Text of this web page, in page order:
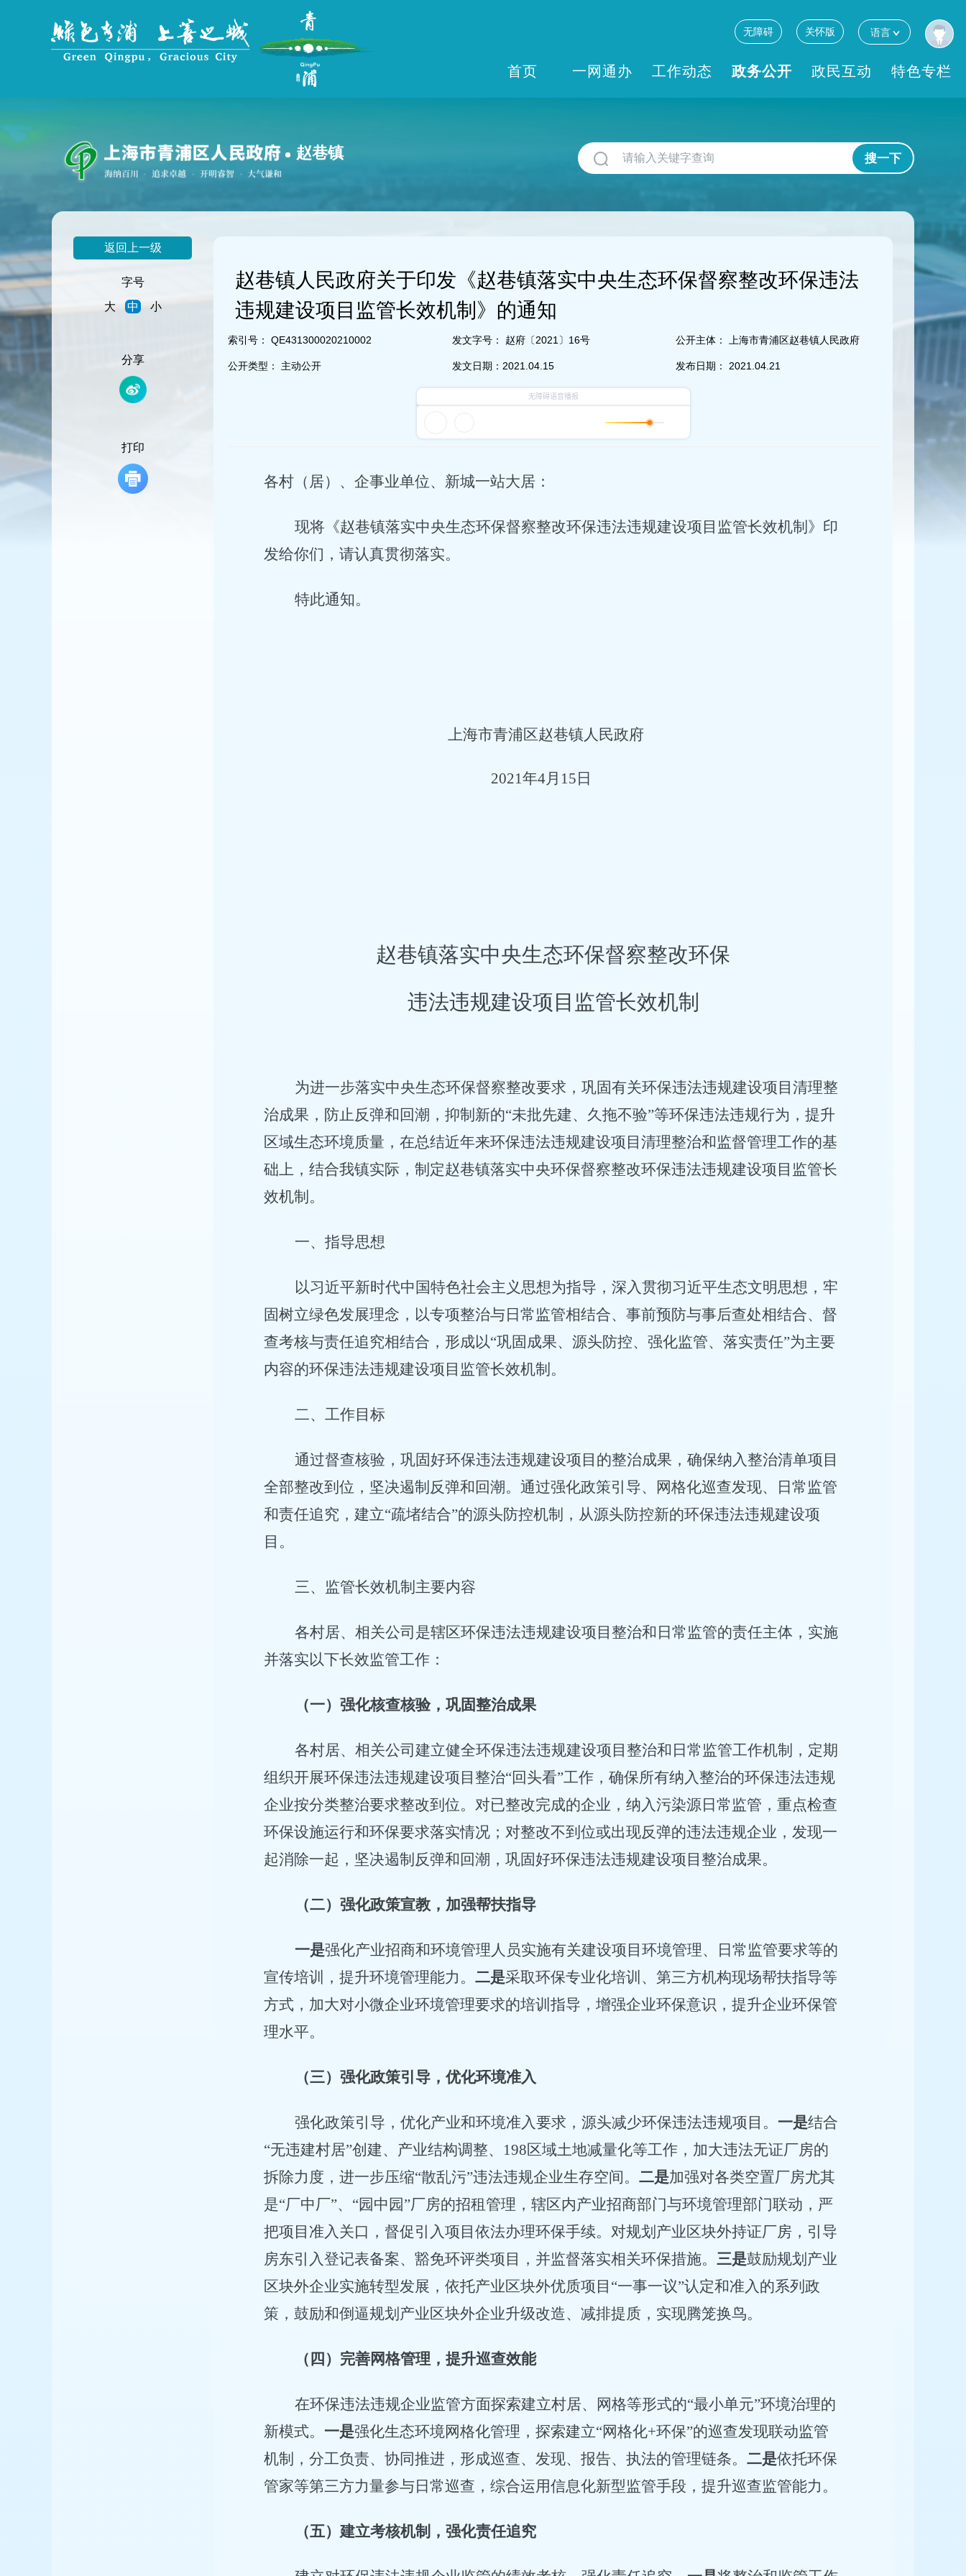
到
主
要
内
无障碍 关怀版 语言
首页 一网通办 工作动态 政务公开 政民互动 特色专栏
赵巷镇 搜一下
返回上一级
字号
大
中 小
分享
打印
赵巷镇人民政府关于印发《赵巷镇落实中央生态环保督察整改环保违法
违规建设项目监管长效机制》的通知
索引号： QE431300020210002
公开类型： 主动公开
发文字号： 赵府〔2021〕16号
发文日期： 2021.04.15
公开主体： 上海市青浦区赵巷镇人民政府
发布日期： 2021.04.21
各村（居）、企事业单位、新城一站大居：
现将《赵巷镇落实中央生态环保督察整改环保违法违规建设项目监管长效机制》印
发给你们，请认真贯彻落实。
特此通知。
上海市青浦区赵巷镇人民政府
2021年4月15日
赵巷镇落实中央生态环保督察整改环保
违法违规建设项目监管长效机制
为进一步落实中央生态环保督察整改要求，巩固有关环保违法违规建设项目清理整
治成果，防止反弹和回潮，抑制新的“未批先建、久拖不验”等环保违法违规行为，提升
区域生态环境质量，在总结近年来环保违法违规建设项目清理整治和监督管理工作的基
础上，结合我镇实际，制定赵巷镇落实中央环保督察整改环保违法违规建设项目监管长
效机制。
一、指导思想
以习近平新时代中国特色社会主义思想为指导，深入贯彻习近平生态文明思想，牢
固树立绿色发展理念，以专项整治与日常监管相结合、事前预防与事后查处相结合、督
查考核与责任追究相结合，形成以“巩固成果、源头防控、强化监管、落实责任”为主要
内容的环保违法违规建设项目监管长效机制。
二、工作目标
通过督查核验，巩固好环保违法违规建设项目的整治成果，确保纳入整治清单项目
全部整改到位，坚决遏制反弹和回潮。通过强化政策引导、网格化巡查发现、日常监管
和责任追究，建立“疏堵结合”的源头防控机制，从源头防控新的环保违法违规建设项
目。
三、监管长效机制主要内容
各村居、相关公司是辖区环保违法违规建设项目整治和日常监管的责任主体，实施
并落实以下长效监管工作：
（一）强化核查核验，巩固整治成果
各村居、相关公司建立健全环保违法违规建设项目整治和日常监管工作机制，定期
组织开展环保违法违规建设项目整治“回头看”工作，确保所有纳入整治的环保违法违规
企业按分类整治要求整改到位。对已整改完成的企业，纳入污染源日常监管，重点检查
环保设施运行和环保要求落实情况；对整改不到位或出现反弹的违法违规企业，发现一
起消除一起，坚决遏制反弹和回潮，巩固好环保违法违规建设项目整治成果。
（二）强化政策宣教，加强帮扶指导
一是强化产业招商和环境管理人员实施有关建设项目环境管理、日常监管要求等的
宣传培训，提升环境管理能力。 二是采取环保专业化培训、第三方机构现场帮扶指导等
方式，加大对小微企业环境管理要求的培训指导，增强企业环保意识，提升企业环保管
理水平。
（三）强化政策引导，优化环境准入
强化政策引导，优化产业和环境准入要求，源头减少环保违法违规项目。 一是结合
“无违建村居”创建、产业结构调整、 198区域土地减量化等工作，加大违法无证厂房的
拆除力度，进一步压缩“散乱污”违法违规企业生存空间。 二是加强对各类空置厂房尤其
是“厂中厂”、“园中园”厂房的招租管理，辖区内产业招商部门与环境管理部门联动，严
把项目准入关口，督促引入项目依法办理环保手续。对规划产业区块外持证厂房，引导
房东引入登记表备案、豁免环评类项目，并监督落实相关环保措施。 三是鼓励规划产业
区块外企业实施转型发展，依托产业区块外优质项目 “一事一议”认定和准入的系列政
策，鼓励和倒逼规划产业区块外企业升级改造、减排提质，实现腾笼换鸟。
（四）完善网格管理，提升巡查效能
在环保违法违规企业监管方面探索建立村居、网格等形式的“最小单元”环境治理的
新模式。 一是强化生态环境网格化管理，探索建立“网格化+环保”的巡查发现联动监管
机制，分工负责、协同推进，形成巡查、发现、报告、执法的管理链条。 二是依托环保
管家等第三方力量参与日常巡查，综合运用信息化新型监管手段，提升巡查监管能力。
（五）建立考核机制，强化责任追究